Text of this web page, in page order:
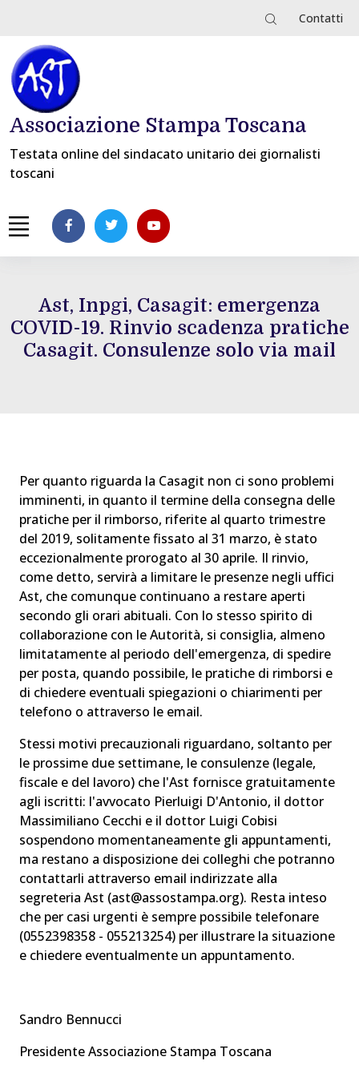
Contatti
Associazione Stampa Toscana
Testata online del sindacato unitario dei giornalisti
toscani
Ast, Inpgi, Casagit: emergenza
COVID-19. Rinvio scadenza pratiche
Casagit. Consulenze solo via mail
Per quanto riguarda la Casagit non ci sono problemi
imminenti, in quanto il termine della consegna delle
pratiche per il rimborso, riferite al quarto trimestre
del 2019, solitamente fissato al 31 marzo, è stato
eccezionalmente prorogato al 30 aprile. Il rinvio,
come detto, servirà a limitare le presenze negli uffici
Ast, che comunque continuano a restare aperti
secondo gli orari abituali. Con lo stesso spirito di
collaborazione con le Autorità, si consiglia, almeno
limitatamente al periodo dell'emergenza, di spedire
per posta, quando possibile, le pratiche di rimborsi e
di chiedere eventuali spiegazioni o chiarimenti per
telefono o attraverso le email.
Stessi motivi precauzionali riguardano, soltanto per
le prossime due settimane, le consulenze (legale,
fiscale e del lavoro) che l'Ast fornisce gratuitamente
agli iscritti: l'avvocato Pierluigi D'Antonio, il dottor
Massimiliano Cecchi e il dottor Luigi Cobisi
sospendono momentaneamente gli appuntamenti,
ma restano a disposizione dei colleghi che potranno
contattarli attraverso email indirizzate alla
segreteria Ast (ast@assostampa.org). Resta inteso
che per casi urgenti è sempre possibile telefonare
(0552398358 - 055213254) per illustrare la situazione
e chiedere eventualmente un appuntamento.
Sandro Bennucci
Presidente Associazione Stampa Toscana